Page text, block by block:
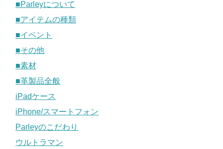
■Parleyについて
■アイテムの種類
■イベント
■その他
■素材
■革製品全般
iPadケース
iPhone/スマートフォン
Parleyのこだわり
ウルトラマン